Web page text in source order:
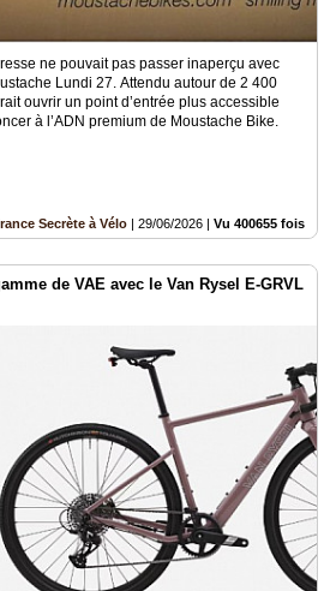
ne pouvait pas passer inaperçu avec
Lundi 27. Attendu autour de 2 400
ouvrir un point d’entrée plus accessible
à l’ADN premium de Moustache Bike.
Secrète à Vélo | 29/06/2026 | Vu 400655 fois
de VAE avec le Van Rysel E-GRVL